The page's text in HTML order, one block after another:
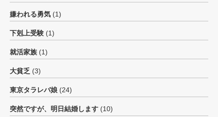
嫌われる勇気 (1)
下剋上受験 (1)
就活家族 (1)
大貧乏 (3)
東京タラレバ娘 (24)
突然ですが、明日結婚します (10)